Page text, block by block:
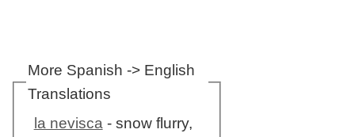
More Spanish -> English
Translations
la nevisca - snow flurry,